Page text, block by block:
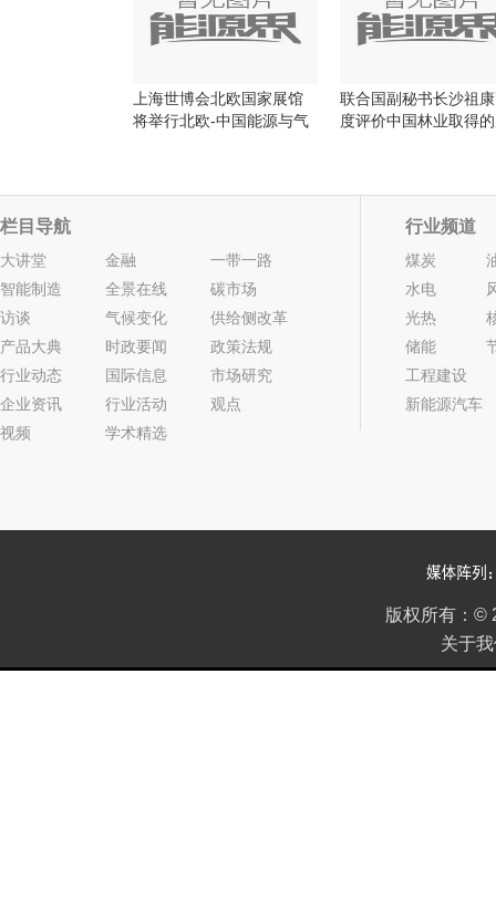
上海世博会北欧国家展馆
将举行北欧-中国能源与气
联合国副秘书长沙祖
度评价中国林业取得
栏目导航
大讲堂 金融
一带一路
智能制造
全景在线
碳市场
访谈
气候变化
供给侧改革
产品大典
时政要闻
政策法规
行业动态
国际信息
市场研究
企业资讯
行业活动
观点
视频
学术精选
行业频道
煤炭
水电
光热
储能
工程建设
新能源汽车
版权所有： ©
关于